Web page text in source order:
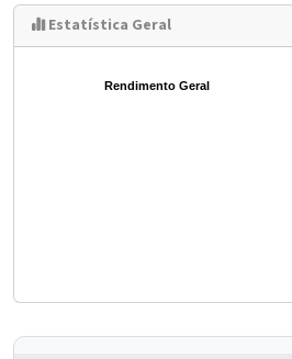
Estatística Geral
Rendimento Geral